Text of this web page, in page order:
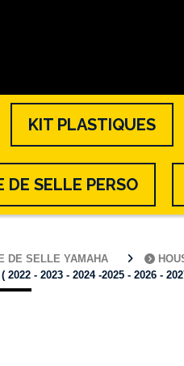
KIT PLASTIQUES
DE SELLE PERSO
DE SELLE YAMAHA
- 2023 - 2024 -2025 - 2026 -